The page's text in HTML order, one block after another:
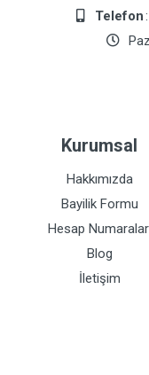
Telefon:
Kurumsal
Hakkımızda
Bayilik Formu
Hesap
Blog
İletişim